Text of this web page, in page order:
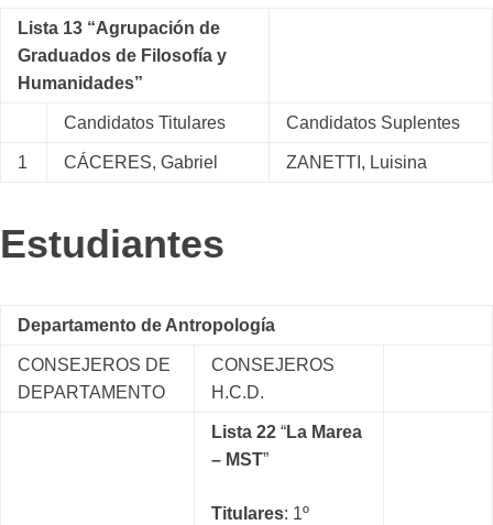
Lista 13 “Agrupación de
Graduados de Filosofía y
Humanidades”
Candidatos Titulares Candidatos Suplentes
1 CÁCERES, Gabriel ZANETTI, Luisina
Estudiantes
Departamento de Antropología
CONSEJEROS DE
DEPARTAMENTO
CONSEJEROS
H.C.D.
Lista 22 “La Marea
– MST”
Titulares: 1º